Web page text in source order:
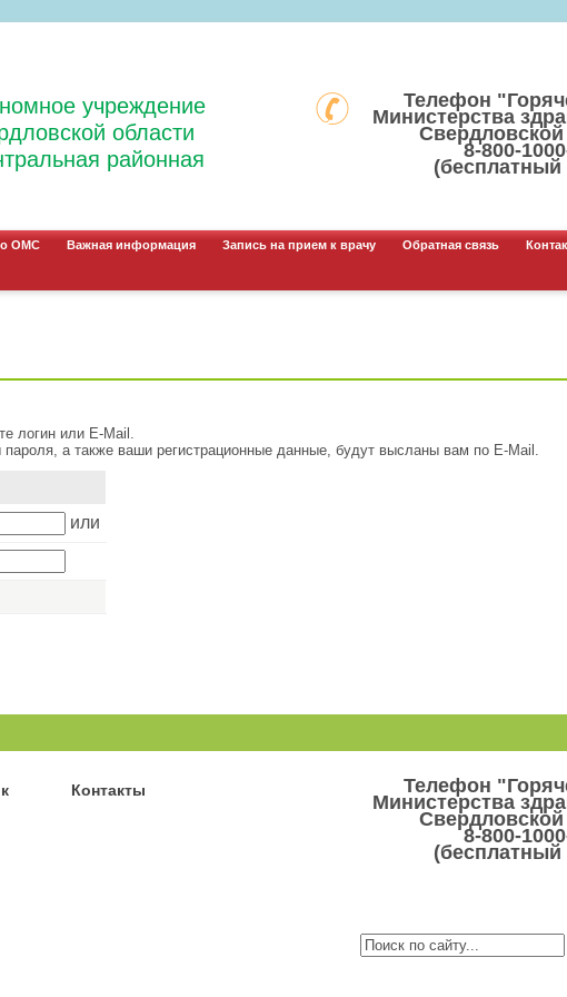
Телефон
Министерства
Свердловской
8-800-
(бесплатный
учреждение
области
районная
ОМС Важная информация Запись на прием к врачу Обратная связь
логин или E-Mail.
пароля, а также ваши регистрационные данные, будут высланы вам по E-Mail.
или
Телефон
Министерства
Свердловской
8-800-
(бесплатный
Контакты